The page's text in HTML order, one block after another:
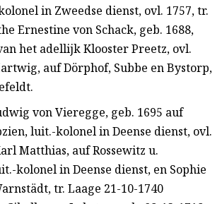
in Zweedse dienst, ovl. 1757, tr.
Ernestine von Schack, geb. 1688,
het adellijk Klooster Preetz, ovl.
auf Dörphof, Subbe en Bystorp,
von Vieregge, geb. 1695 auf
luit.-kolonel in Deense dienst, ovl.
Matthias, auf Rossewitz u.
kolonel in Deense dienst, en Sophie
tr. Laage 21-10-1740